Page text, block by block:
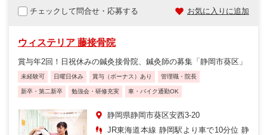
チェックして問合せ・応募する お気に入りに追加
ウィステリア 藤接骨院
賞与年2回！日祝休みの鍼灸接骨院、鍼灸師の募集「静岡市葵区」
未経験可 日曜日休み 賞与（ボーナス）あり 管理職・院長
新卒・第二新卒 勉強会・研修充実 車・バイク通勤OK
静岡県静岡市葵区安西3‐20
JR東海道本線 静岡駅より車で10分位 静